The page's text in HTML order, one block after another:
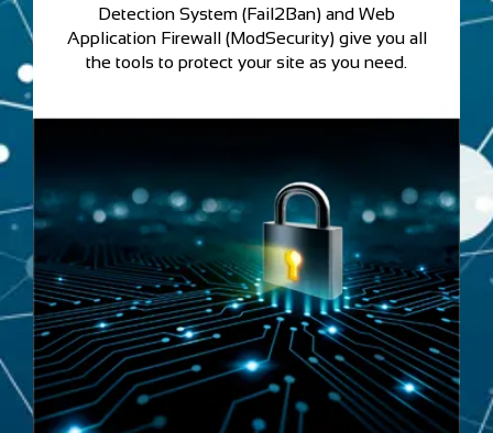
Detection System (Fail2Ban) and Web
Application Firewall (ModSecurity) give you all
the tools to protect your site as you need.